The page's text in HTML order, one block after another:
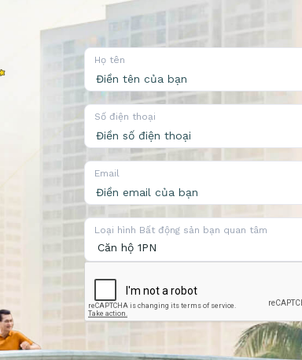
Họ tên
Số điện thoại
Email
Loại hình Bất động sản bạn quan tâm